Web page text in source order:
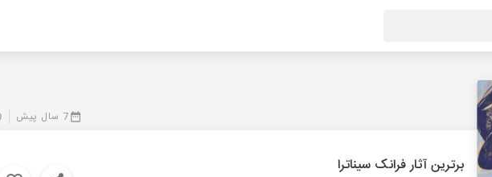
7 سال پیش
برترین آثار فرانک سیناترا